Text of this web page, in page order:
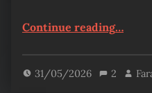
Continue reading“Tour des Mondes – Chapitre 419”
…
31/05/2026 2